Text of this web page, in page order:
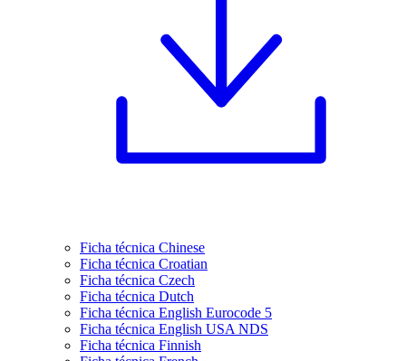
Ficha técnica Chinese
Ficha técnica Croatian
Ficha técnica Czech
Ficha técnica Dutch
Ficha técnica English Eurocode 5
Ficha técnica English USA NDS
Ficha técnica Finnish